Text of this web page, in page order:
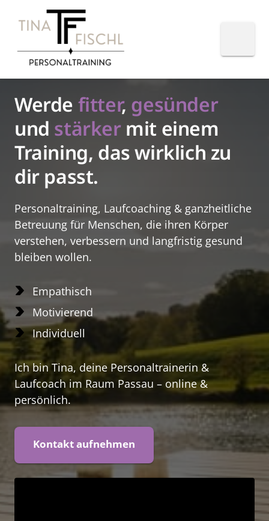
Werde fitter, gesünder
und stärker mit einem
Training, das wirklich zu
dir passt.
Personaltraining, Laufcoaching & ganzheitliche
Betreuung für Menschen, die ihren Körper
verstehen, verbessern und langfristig gesund
bleiben wollen.
Empathisch
Motivierend
Individuell
Ich bin Tina, deine Personaltrainerin &
Laufcoach im Raum Passau – online &
persönlich.
Kontakt aufnehmen